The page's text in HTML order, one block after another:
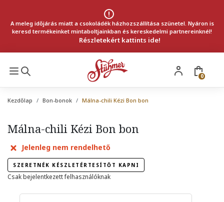
A meleg időjárás miatt a csokoládék házhozszállítása szünetel. Nyáron is
keresd termékeinket mintaboltjainkban és kereskedelmi partnereinknél!
Részletekért kattints ide!
0
Kezdőlap Bon-bonok Málna-chili Kézi Bon bon
Málna-chili Kézi Bon bon
Jelenleg nem rendelhető
SZERETNÉK KÉSZLETÉRTESÍTŐT KAPNI
Csak bejelentkezett felhasználóknak